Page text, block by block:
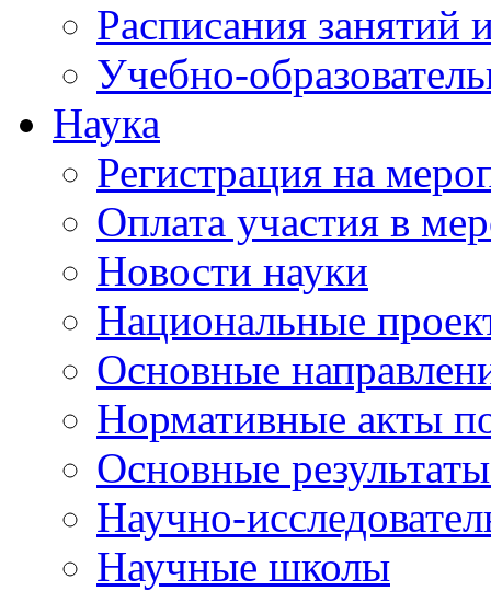
Расписания занятий
Учебно-
Наука
Регистрация на
Оплата участия в
Новости науки
Национальные
Основные
Нормативные акты
Основные
Научно-
Научные школы